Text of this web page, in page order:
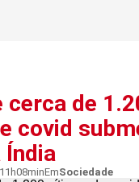
cerca de
covid
Índia
EmSociedade